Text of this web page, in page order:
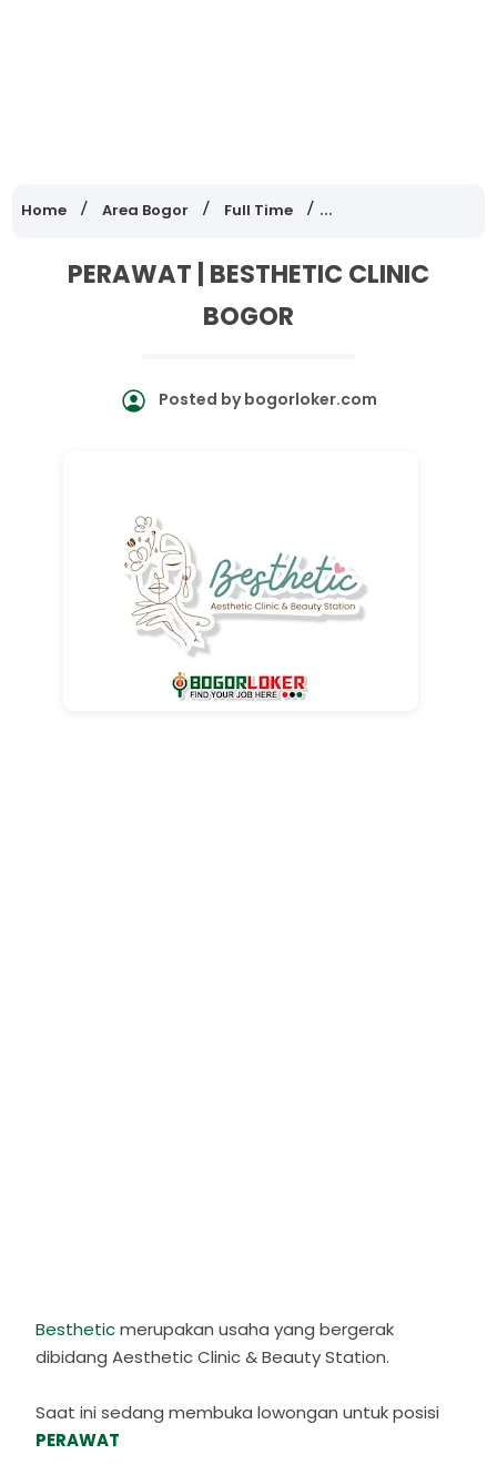
Home Area Bogor Full Time Lowongan Kerja
PERAWAT | BESTHETIC CLINIC
BOGOR
Posted bybogorloker.com
Bestheticmerupakan usaha yang bergerak
dibidang Aesthetic Clinic & Beauty Station.
Saat ini sedang membuka lowongan untuk posisi
PERAWAT